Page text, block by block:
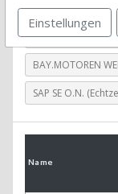
AIRBUS SE
ALLIANZ SE NA
BAY.MOTOREN
SAP SE O.N.
Name
Einstellungen